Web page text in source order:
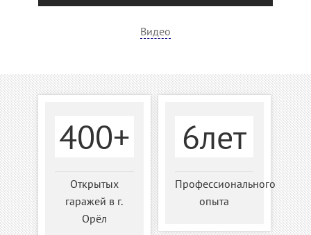
Видео
400+
Открытых
гаражей в г.
Орёл
6лет
Профессионального
опыта